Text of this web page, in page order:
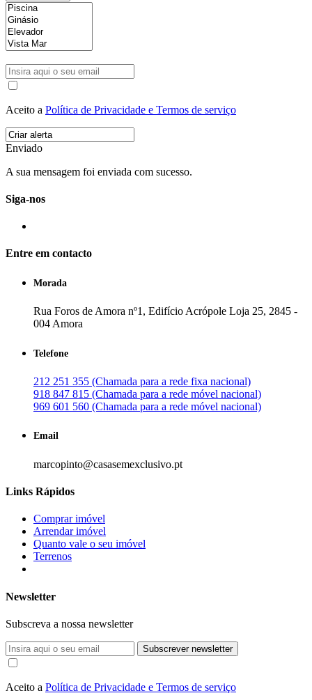
Aceito a Política de Privacidade e Termos de serviço
Enviado
A sua mensagem foi enviada com sucesso.
Siga-nos
Entre em contacto
Morada
Rua Foros de Amora nº1, Edifício Acrópole Loja 25, 2845 -
004 Amora
Telefone
212 251 355 (Chamada para a rede fixa nacional)
918 847 815 (Chamada para a rede móvel nacional)
969 601 560 (Chamada para a rede móvel nacional)
Email
marcopinto@casasemexclusivo.pt
Links Rápidos
Comprar imóvel
Arrendar imóvel
Quanto vale o seu imóvel
Terrenos
Newsletter
Subscreva a nossa newsletter
Subscrever newsletter
Aceito a Política de Privacidade e Termos de serviço